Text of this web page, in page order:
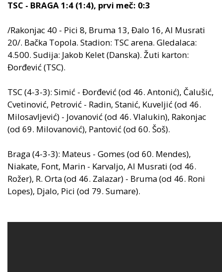
TSC - BRAGA 1:4 (1:4), prvi meč: 0:3
/Rakonjac 40 - Pici 8, Bruma 13, Đalo 16, Al Musrati
20/. Bačka Topola. Stadion: TSC arena. Gledalaca:
4.500. Sudija: Jakob Kelet (Danska). Žuti karton:
Đorđević (TSC).
TSC (4-3-3): Simić - Đorđević (od 46. Antonić), Čalušić,
Cvetinović, Petrović - Radin, Stanić, Kuveljić (od 46.
Milosavljević) - Jovanović (od 46. Vlalukin), Rakonjac
(od 69. Milovanović), Pantović (od 60. Šoš).
Braga (4-3-3): Mateus - Gomes (od 60. Mendes),
Niakate, Font, Marin - Karvaljo, Al Musrati (od 46.
Rožer), R. Orta (od 46. Zalazar) - Bruma (od 46. Roni
Lopes), Djalo, Pici (od 79. Sumare).